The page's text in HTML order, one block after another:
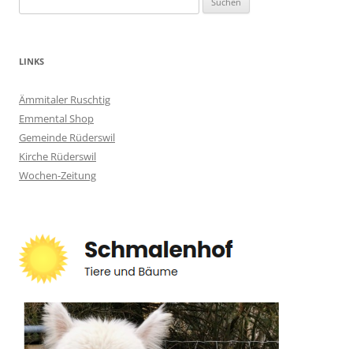
nach:
LINKS
Ämmitaler Ruschtig
Emmental Shop
Gemeinde Rüderswil
Kirche Rüderswil
Wochen-Zeitung